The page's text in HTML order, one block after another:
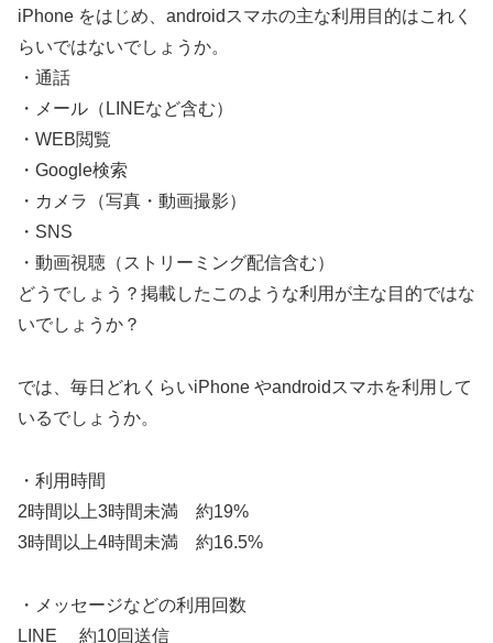
iPhone をはじめ、androidスマホの主な利用目的はこれく
らいではないでしょうか。
・通話
・メール（LINEなど含む）
・WEB閲覧
・Google検索
・カメラ（写真・動画撮影）
・SNS
・動画視聴（ストリーミング配信含む）
どうでしょう？掲載したこのような利用が主な目的ではな
いでしょうか？
では、毎日どれくらいiPhone やandroidスマホを利用して
いるでしょうか。
・利用時間
2時間以上3時間未満 約19%
3時間以上4時間未満 約16.5%
・メッセージなどの利用回数
LINE 約10回送信